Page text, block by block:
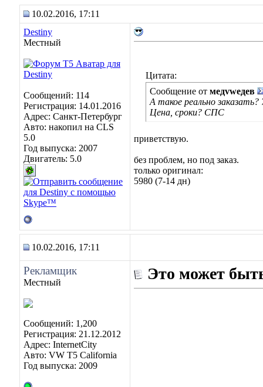
10.02.2016, 17:11
Destiny
Местный
Сообщений: 114
Регистрация: 14.01.2016
Адрес: Санкт-Петербург
Авто: накопил на CLS
5.0
Год выпуска: 2007
Двигатель: 5.0
Цитата:
Сообщение от медvwедев
А такое реально
Цена, сроки? СПС
приветствую.
без проблем, но под заказ.
только оригинал:
5980 (7-14 дн)
10.02.2016, 17:11
Рекламщик
Местный
Сообщений: 1,200
Регистрация: 21.12.2012
Адрес: InternetCity
Авто: VW T5 California
Год выпуска: 2009
Это может